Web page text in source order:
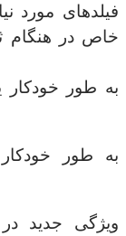
فیلدهای مورد
خاص در هنگام
به طور
به طور